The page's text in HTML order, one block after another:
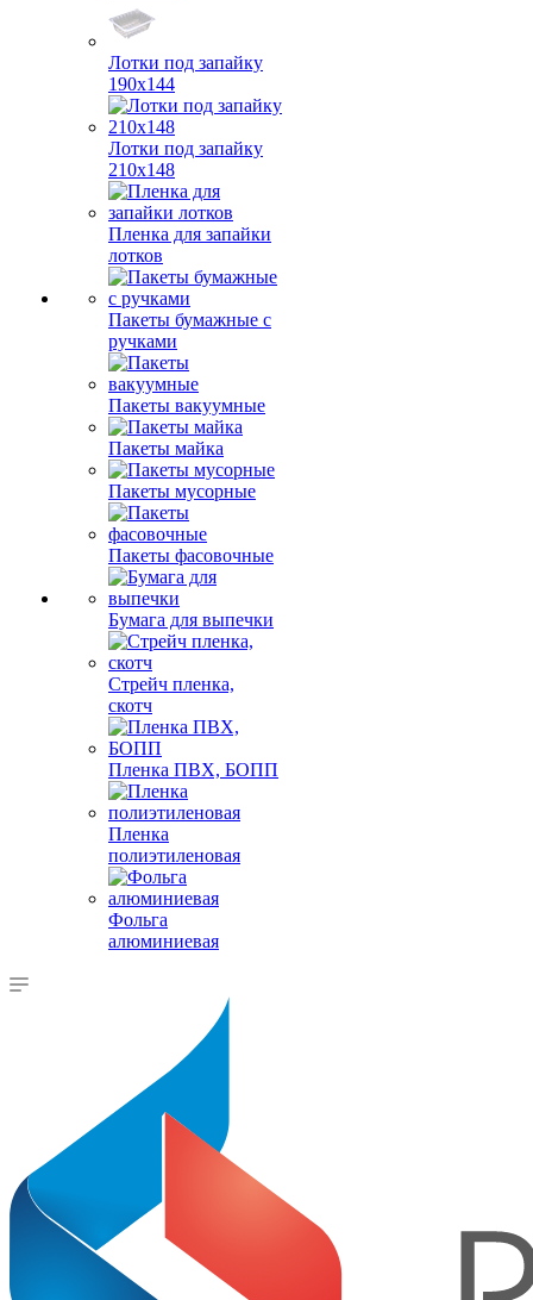
Лотки под запайку
190х144
Лотки под запайку
210х148
Пленка для запайки
лотков
Пакеты бумажные с
ручками
Пакеты вакуумные
Пакеты майка
Пакеты мусорные
Пакеты фасовочные
Бумага для выпечки
Стрейч пленка,
скотч
Пленка ПВХ, БОПП
Пленка
полиэтиленовая
Фольга
алюминиевая